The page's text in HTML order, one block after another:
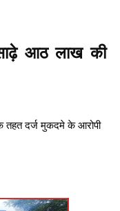
आठ लाख की
तहत दर्ज मुकदमे के आरोपी